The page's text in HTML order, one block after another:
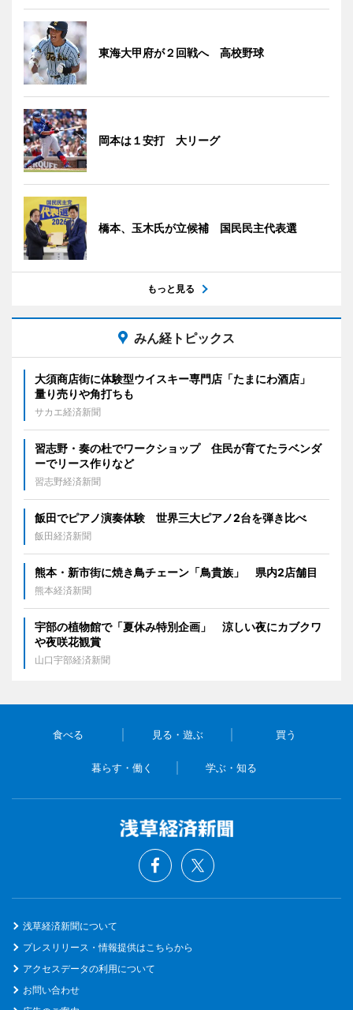
東海大甲府が２回戦へ 高校野球
岡本は１安打 大リーグ
橋本、玉木氏が立候補 国民民主代表選
もっと見る
みん経トピックス
大須商店街に体験型ウイスキー専門店「たまにわ酒店」
量り売りや角打ちも
サカエ経済新聞
習志野・奏の杜でワークショップ 住民が育てたラベンダ
ーでリース作りなど
習志野経済新聞
飯田でピアノ演奏体験 世界三大ピアノ2台を弾き比べ
飯田経済新聞
熊本・新市街に焼き鳥チェーン「鳥貴族」 県内2店舗目
熊本経済新聞
宇部の植物館で「夏休み特別企画」 涼しい夜にカブクワ
や夜咲花観賞
山口宇部経済新聞
食べる 見る・遊ぶ 買う
暮らす・働く 学ぶ・知る
浅草経済新聞について
プレスリリース・情報提供はこちらから
アクセスデータの利用について
お問い合わせ